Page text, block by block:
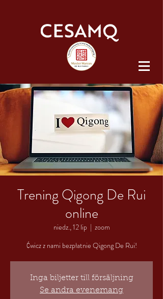
Trening Qigong De Rui
online
niedz., 12 lip
  |
zoom
Ćwicz z nami bezpłatnie Qigong De Rui!
Inga biljetter till försäljning
Se andra evenemang